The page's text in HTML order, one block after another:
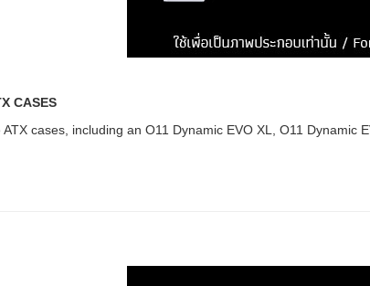
CASES
cases, including an O11 Dynamic EVO XL, O11 Dynamic